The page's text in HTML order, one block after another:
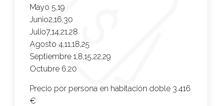
Mayo 5,19
Junio2,16,30
Julio7,14,21,28
Agosto 4,11,18,25
Septiembre 1,8,15,22,29
Octubre 6,20
Precio por persona en habitación doble 3.416
€